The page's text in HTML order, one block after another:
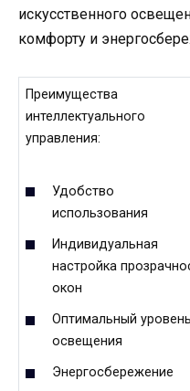
искусственного
комфорту и
Преимущества
интеллектуального
управления:
Удобство
использования
Индивидуальная
настройка
окон
Оптимальный уровень
освещения
Энергосбережение